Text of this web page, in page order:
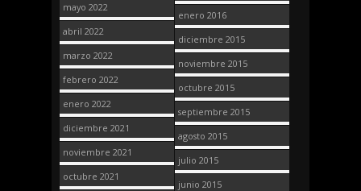
mayo 2022
abril 2022
marzo 2022
febrero 2022
enero 2022
diciembre 2021
noviembre 2021
octubre 2021
enero 2016
diciembre 2015
noviembre 2015
octubre 2015
septiembre 2015
agosto 2015
julio 2015
junio 2015